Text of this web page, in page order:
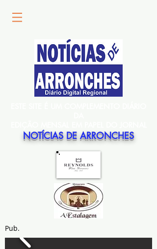
NOTÍCIAS DE ARRONCHES
Pub.